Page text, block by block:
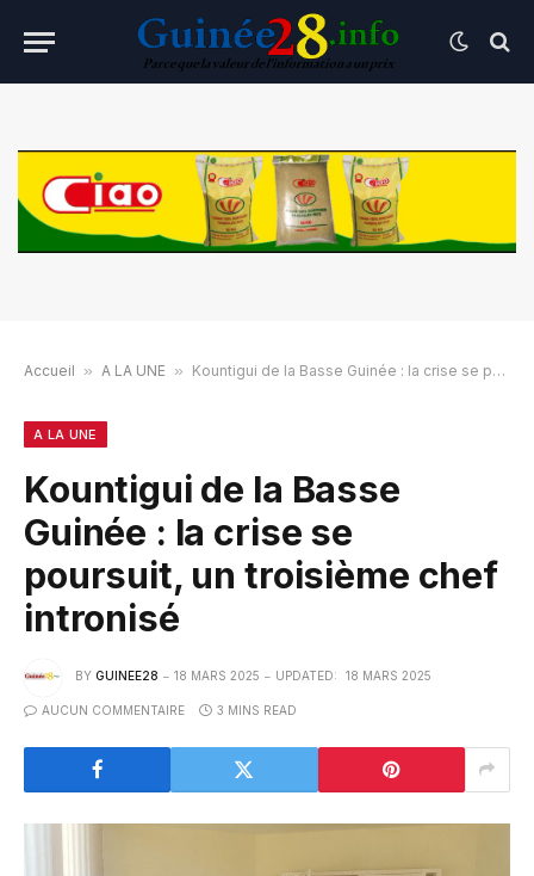
Accueil » A LA UNE » Kountigui de la Basse Guinée : la crise se poursuit, un troisième chef intronisé
A LA UNE
Kountigui de la Basse
Guinée : la crise se
poursuit, un troisième chef
intronisé
BY GUINEE28 18 MARS 2025 UPDATED: 18 MARS 2025
AUCUN COMMENTAIRE 3 MINS READ